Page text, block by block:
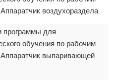
воздухораздела
программы для
обучения по рабочим
выпаривающей